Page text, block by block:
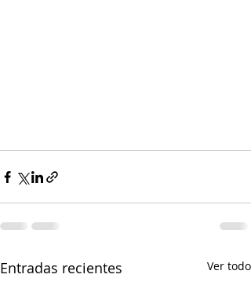
Entradas recientes Ver todo